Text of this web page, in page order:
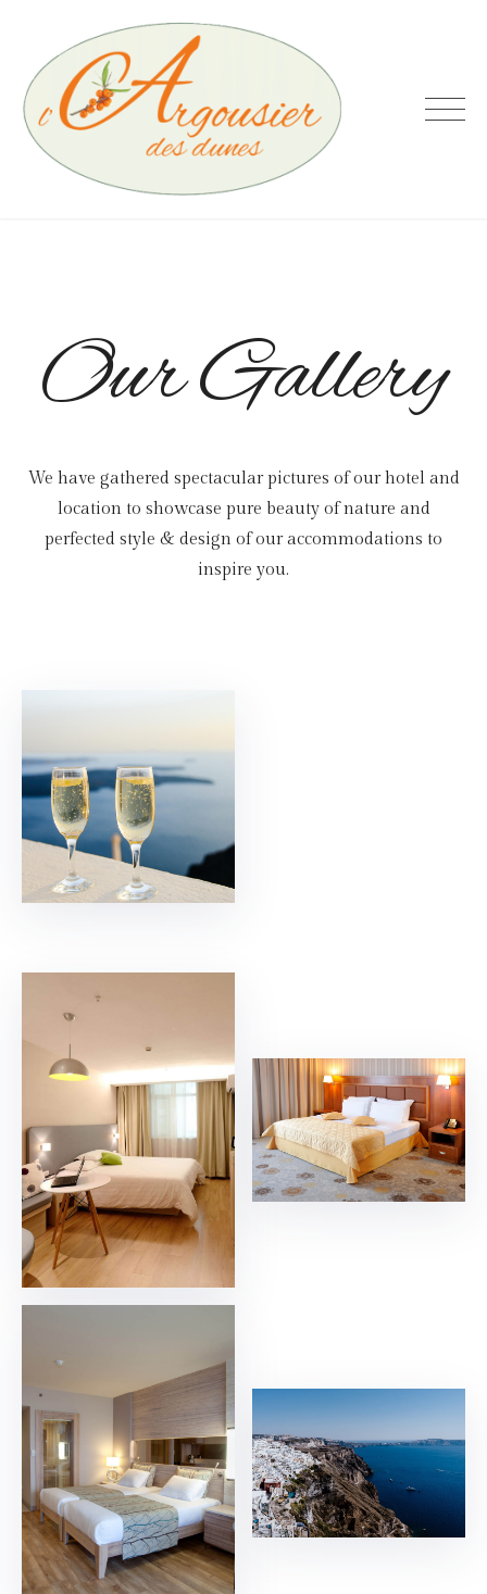
content
L'Argousier
Our Gallery
We have gathered spectacular pictures of our hotel and
location to showcase pure beauty of nature and
perfected style & design of our accommodations to
inspire you.